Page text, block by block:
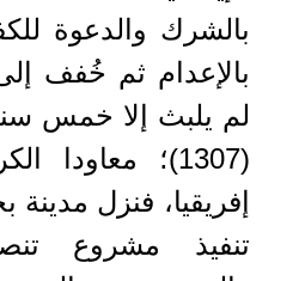
بالشرك والدعوة
بالإعدام ثم خُفف
لم يلبث إلا خمس
(1307)؛
إفريقيا، فنزل
تنفيذ مشروع